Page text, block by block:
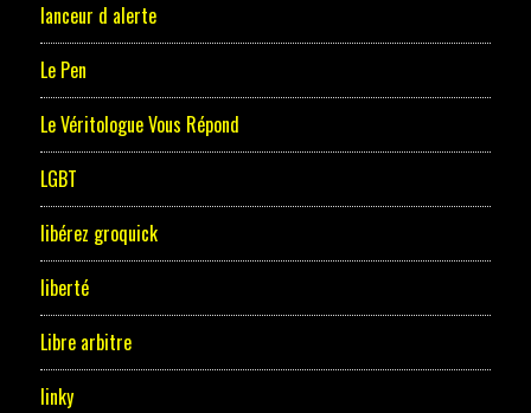
lanceur d alerte
Le Pen
Le Véritologue Vous Répond
LGBT
libérez groquick
liberté
Libre arbitre
linky